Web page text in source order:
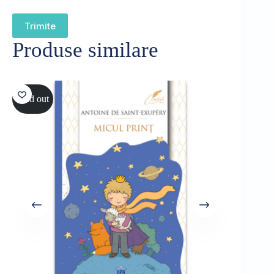
Trimite
Produse similare
Sold out